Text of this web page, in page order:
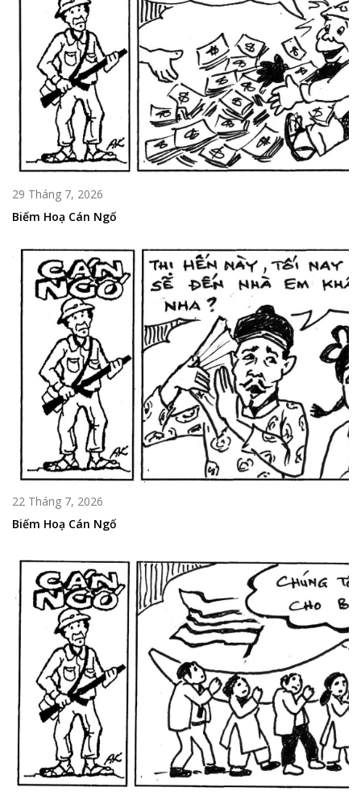
29 Tháng 7, 2026
Biếm Hoạ Cán Ngố
22 Tháng 7, 2026
Biếm Hoạ Cán Ngố